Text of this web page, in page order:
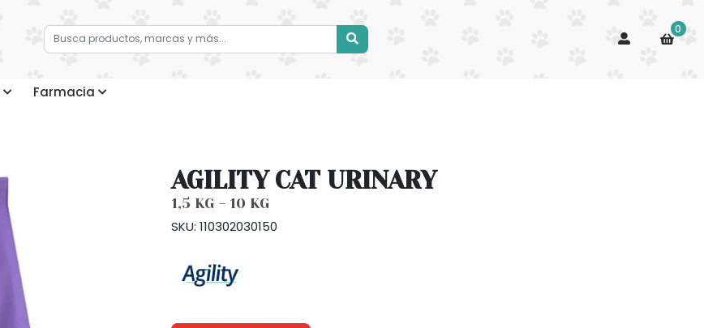
0
Farmacia
AGILITY CAT URINARY
1,5 KG - 10 KG
SKU: 110302030150